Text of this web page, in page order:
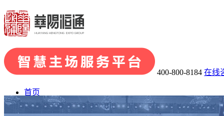
400-800-8184 在线
首页
了解华阳